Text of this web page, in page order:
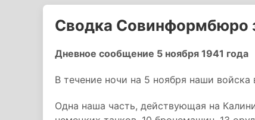
Сводка Совинформбюро
Дневное сообщение 5 ноября 1941 года
В течение ночи на 5 ноября наши
Одна наша часть, действующая на